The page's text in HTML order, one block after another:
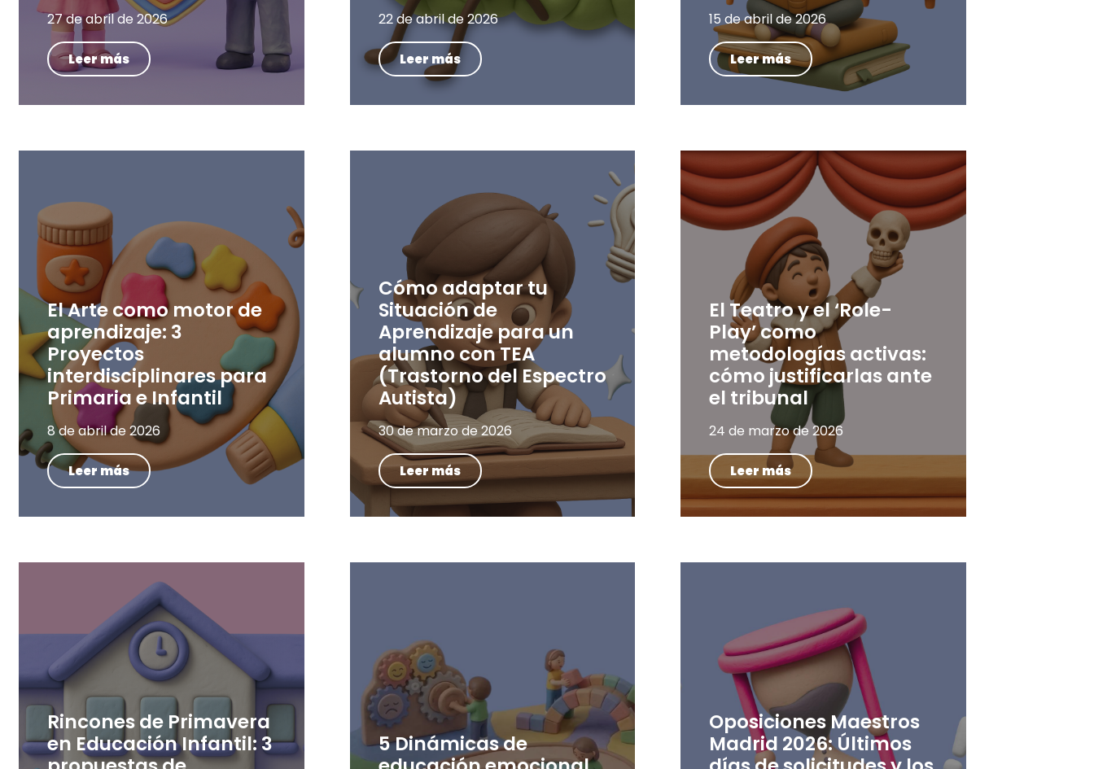
27 de abril de 2026
Leer más
22 de abril de 2026
Leer más
15 de abril de 2026
Leer más
El Arte como motor de
aprendizaje: 3
Proyectos
interdisciplinares para
Primaria e Infantil
8 de abril de 2026
Leer más
Cómo adaptar tu
Situación de
Aprendizaje para un
alumno con TEA
(Trastorno del Espectro
Autista)
30 de marzo de 2026
Leer más
El Teatro y el ‘Role-
Play’ como
metodologías activas:
cómo justificarlas ante
el tribunal
24 de marzo de 2026
Leer más
Rincones de Primavera
en Educación Infantil: 3
5 Dinámicas de
Oposiciones Maestros
Madrid 2026: Últimos